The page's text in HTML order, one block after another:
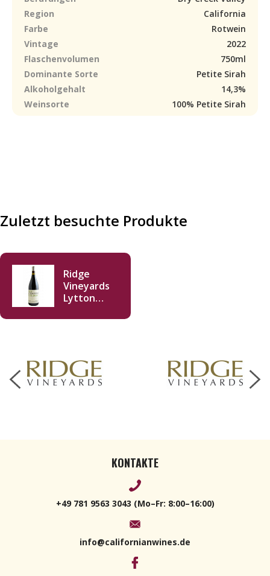
Region
California
Farbe
Rotwein
Vintage
2022
Flaschenvolumen
750ml
Dominante Sorte
Petite Sirah
Alkoholgehalt
14,3%
Weinsorte
100% Petite Sirah
Zuletzt besuchte Produkte
Ridge
Vineyards
Lytton
Petite
KONTAKTE
+49 781 9563 3043 (Mo–Fr: 8:00–16:00)
info@californianwines.de